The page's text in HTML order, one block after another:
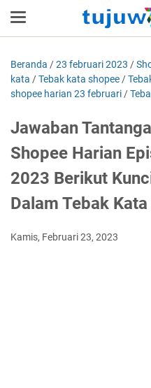
Beranda /23 februari 2023 /
kata /Tebak kata shopee /
shopee harian 23 februari /
Jawaban
Shopee Harian
2023 Berikut
Dalam Tebak
Kamis, Februari 23, 2023